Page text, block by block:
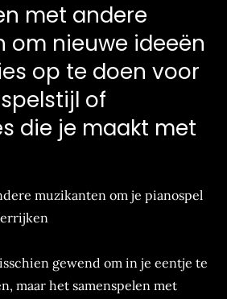
met andere
om nieuwe ideeën
op te doen voor
of
die je maakt met
muzikanten om je pianospel
gewend om in je eentje te
maar het samenspelen met